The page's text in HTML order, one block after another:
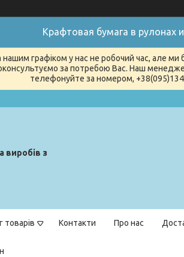
Крафтовая бумага в рулонах
графіком у нас не робочий час, але
за потребою Вас. Наш
телефонуйте за номером,
виробів з
товарів Контакти Про нас